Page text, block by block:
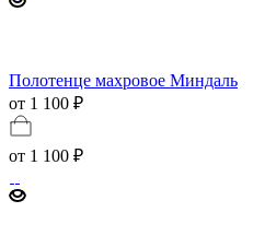
Полотенце махровое Миндаль
от 1 100 ₽
от 1 100 ₽